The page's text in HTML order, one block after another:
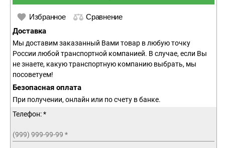
Избранное Сравнение
Доставка
Мы доставим заказанный Вами товар в любую точку
России любой транспортной компанией. В случае, если Вы
не знаете, какую транспортную компанию выбрать, мы
посоветуем!
Безопасная оплата
При получении, онлайн или по счету в банке.
Телефон: *
(999) 999-99-99 *